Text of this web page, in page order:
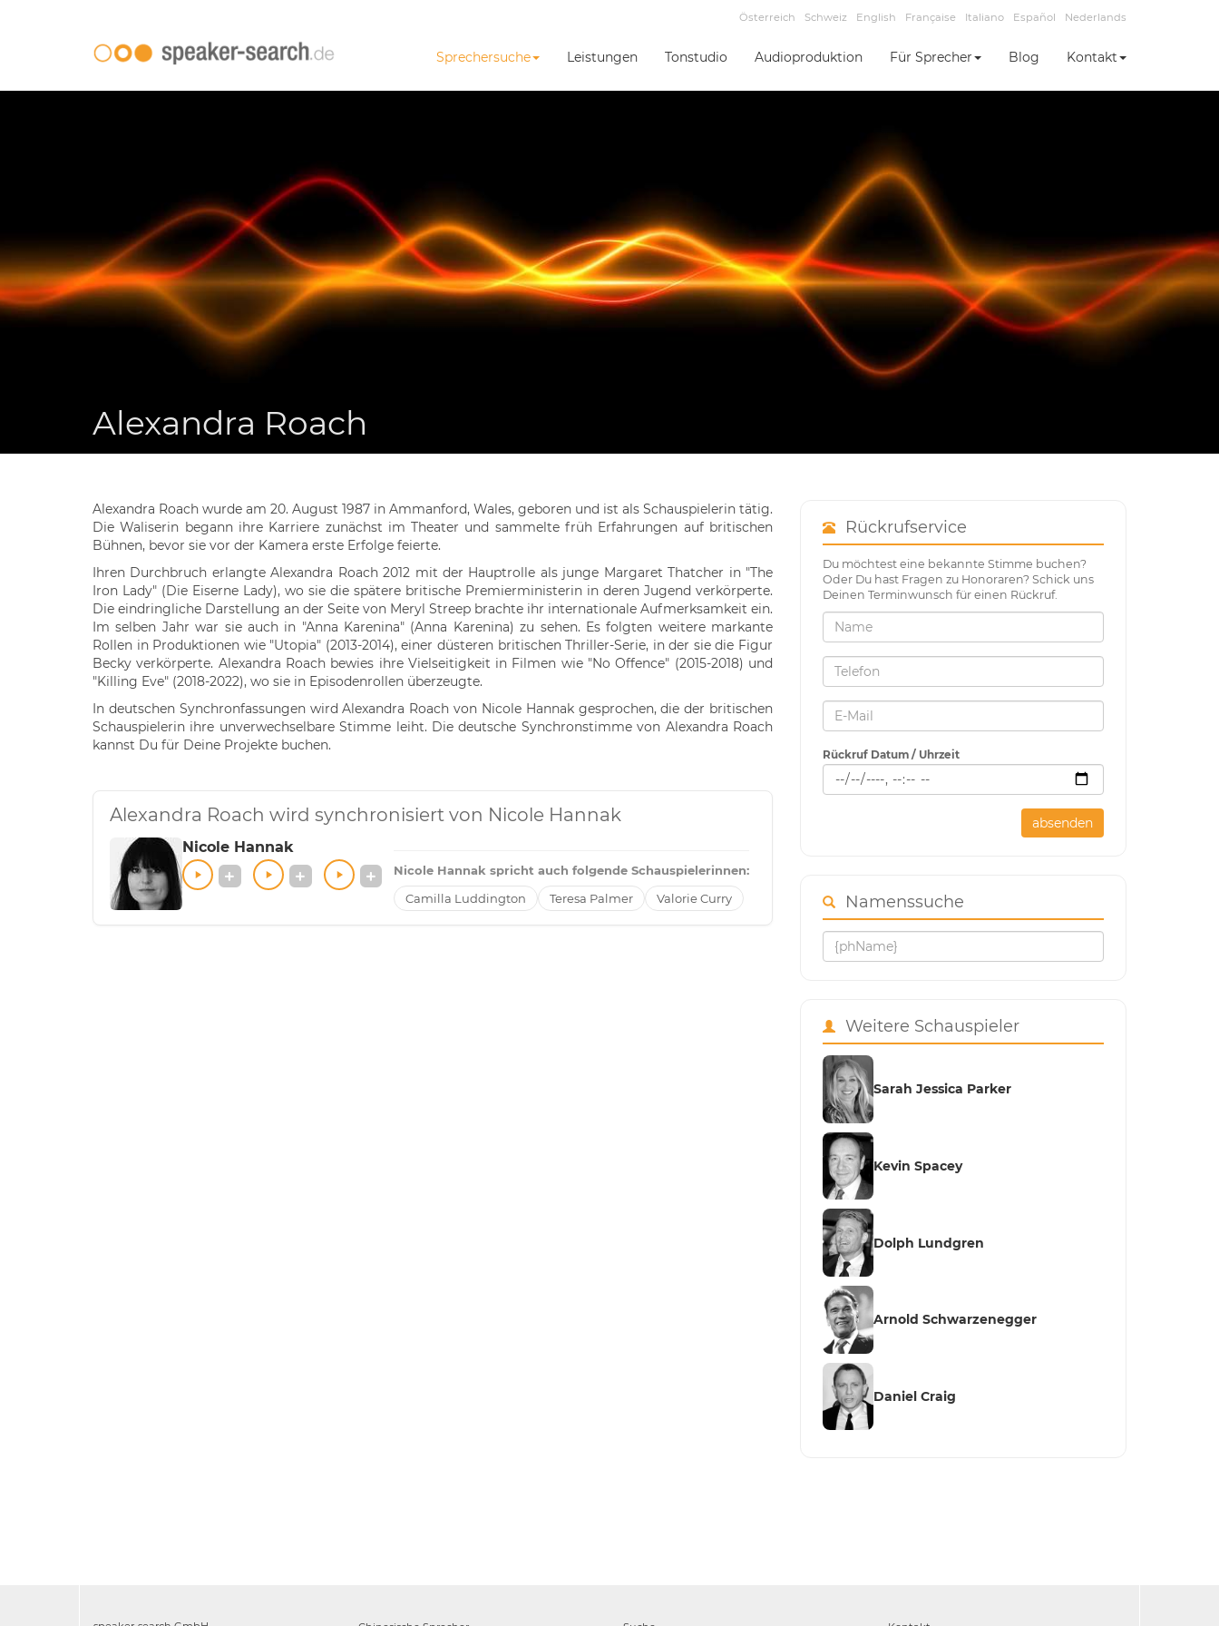
Österreich Schweiz English Française Italiano Español Nederlands
Sprechersuche Leistungen Tonstudio Audioproduktion Für Sprecher Blog Kontakt
Alexandra Roach
Alexandra Roach wurde am 20. August 1987 in Ammanford, Wales, geboren und ist als Schauspielerin tätig.
Die Waliserin begann ihre Karriere zunächst im Theater und sammelte früh Erfahrungen auf britischen
Bühnen, bevor sie vor der Kamera erste Erfolge feierte.
Ihren Durchbruch erlangte Alexandra Roach 2012 mit der Hauptrolle als junge Margaret Thatcher in "The
Iron Lady" (Die Eiserne Lady), wo sie die spätere britische Premierministerin in deren Jugend verkörperte.
Die eindringliche Darstellung an der Seite von Meryl Streep brachte ihr internationale Aufmerksamkeit ein.
Im selben Jahr war sie auch in "Anna Karenina" (Anna Karenina) zu sehen. Es folgten weitere markante
Rollen in Produktionen wie "Utopia" (2013-2014), einer düsteren britischen Thriller-Serie, in der sie die Figur
Becky verkörperte. Alexandra Roach bewies ihre Vielseitigkeit in Filmen wie "No Offence" (2015-2018) und
"Killing Eve" (2018-2022), wo sie in Episodenrollen überzeugte.
In deutschen Synchronfassungen wird Alexandra Roach von Nicole Hannak gesprochen, die der britischen
Schauspielerin ihre unverwechselbare Stimme leiht. Die deutsche Synchronstimme von Alexandra Roach
kannst Du für Deine Projekte buchen.
Alexandra Roach wird synchronisiert von Nicole Hannak
Nicole Hannak
Nicole Hannak spricht auch folgende Schauspielerinnen:
Camilla Luddington
Teresa Palmer Valorie Curry
Rückrufservice
Du möchtest eine bekannte Stimme buchen?
Oder Du hast Fragen zu Honoraren? Schick uns
Deinen Terminwunsch für einen Rückruf.
Rückruf Datum / Uhrzeit
absenden
Namenssuche
Weitere Schauspieler
Sarah Jessica Parker
Kevin Spacey
Dolph Lundgren
Arnold Schwarzenegger
Daniel Craig